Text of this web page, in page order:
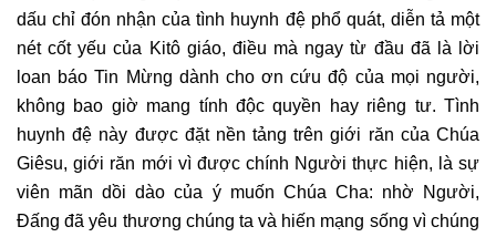
dấu chỉ đón nhận của tình huynh đệ phổ quát, diễn tả một
nét cốt yếu của Kitô giáo, điều mà ngay từ đầu đã là lời
loan báo Tin Mừng dành cho ơn cứu độ của mọi người,
không bao giờ mang tính độc quyền hay riêng tư. Tình
huynh đệ này được đặt nền tảng trên giới răn của Chúa
Giêsu, giới răn mới vì được chính Người thực hiện, là sự
viên mãn dồi dào của ý muốn Chúa Cha: nhờ Người,
Đấng đã yêu thương chúng ta và hiến mạng sống vì chúng